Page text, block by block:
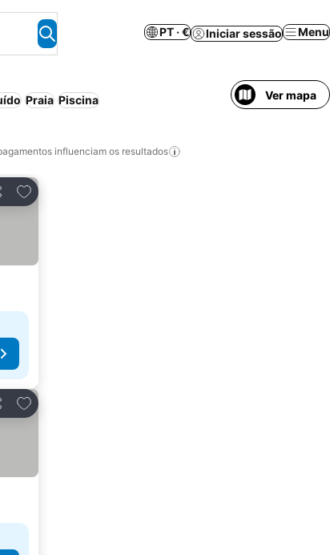
PT · € Iniciar sessão Menu
Praia Piscina Ver mapa
influenciam os resultados
Adicionar aos favoritos
Adicionar aos favoritos